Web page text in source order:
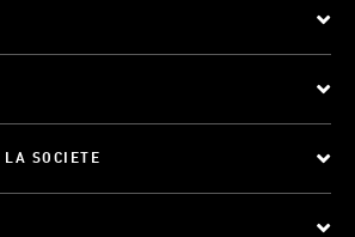
LA SOCIETE